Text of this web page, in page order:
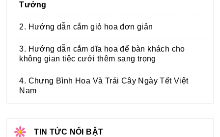
Tưởng
2. Hướng dẫn cắm giỏ hoa đơn giản
3. Hướng dẫn cắm dĩa hoa để bàn khách cho
không gian tiệc cưới thêm sang trọng
4. Chưng Bình Hoa Và Trái Cây Ngày Tết Việt
Nam
TIN TỨC NỔI BẬT